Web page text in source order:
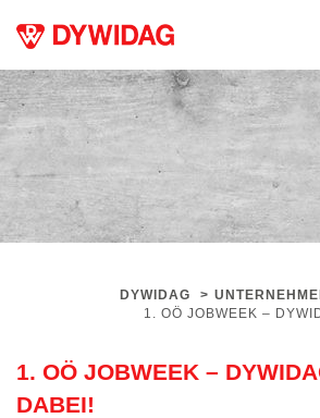
DYWIDAG >
1. OÖ JOBWEEK –
1. OÖ JOBWEEK –
DABEI!